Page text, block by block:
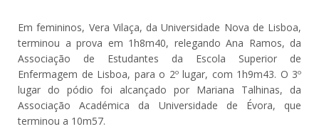
Em femininos, Vera Vilaça, da Universidade Nova de Lisboa,
terminou a prova em 1h8m40, relegando Ana Ramos, da
Associação de Estudantes da Escola Superior de
Enfermagem de Lisboa, para o 2º lugar, com 1h9m43. O 3º
lugar do pódio foi alcançado por Mariana Talhinas, da
Associação Académica da Universidade de Évora, que
terminou a 10m57.